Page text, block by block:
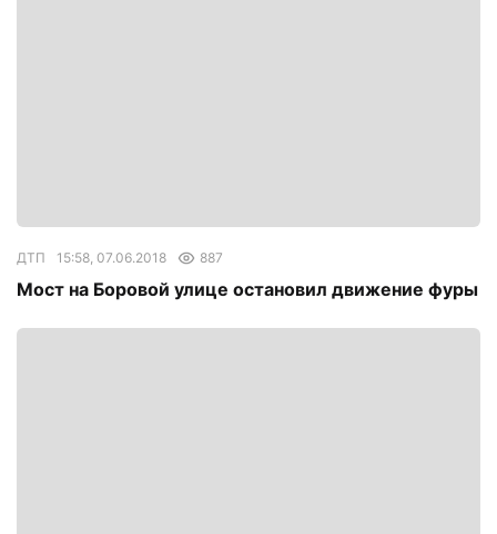
ДТП 15:58, 07.06.2018 887
Мост на Боровой улице остановил движение фуры